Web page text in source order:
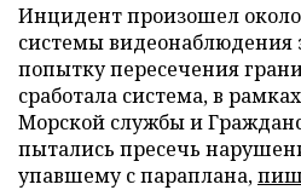
Инцидент произошел около
системы видеонаблюдения
попытку пересечения
сработала система, в
Морской службы и
пытались пресечь
упавшему с параплана,